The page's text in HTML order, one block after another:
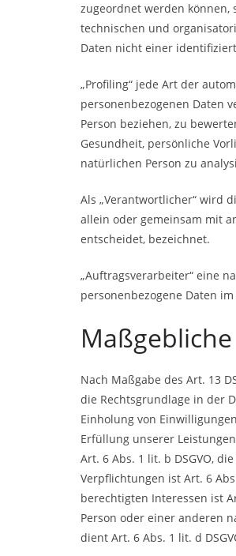
zugeordnet werden
technischen und
Daten nicht einer
„Profiling“ jede Art der
personenbezogenen Daten
Person beziehen, zu
Gesundheit, persönliche
natürlichen Person zu
Als „Verantwortlicher“ wird
allein oder gemeinsam mit
entscheidet, bezeichnet.
„Auftragsverarbeiter“ eine
personenbezogene Daten
Nach Maßgabe des Art. 13
die Rechtsgrundlage in der
Einholung von
Erfüllung unserer
Art. 6 Abs. 1 lit. b DSGVO,
Verpflichtungen ist Art. 6
berechtigten Interessen ist
Person oder einer anderen
dient Art. 6 Abs. 1 lit. d